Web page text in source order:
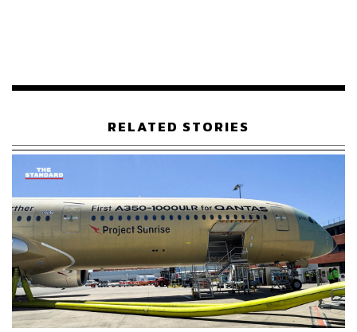
RELATED STORIES